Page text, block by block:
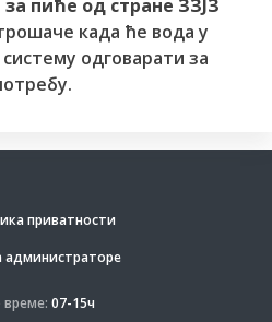
пиће од стране ЗЗЈЗ
када ће вода у
одговарати за
приватности
администраторе
07-15ч